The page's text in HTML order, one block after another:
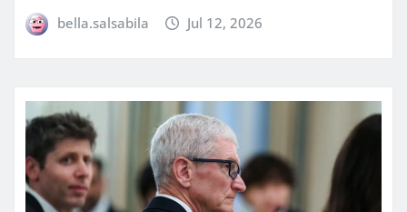
bella.salsabila Jul 12, 2026